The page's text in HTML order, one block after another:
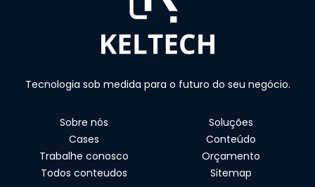
Tecnologia sob medida para o futuro do seu negócio.
Sobre nós
Soluções
Cases
Conteúdo
Trabalhe conosco
Orçamento
Todos conteudos
Sitemap